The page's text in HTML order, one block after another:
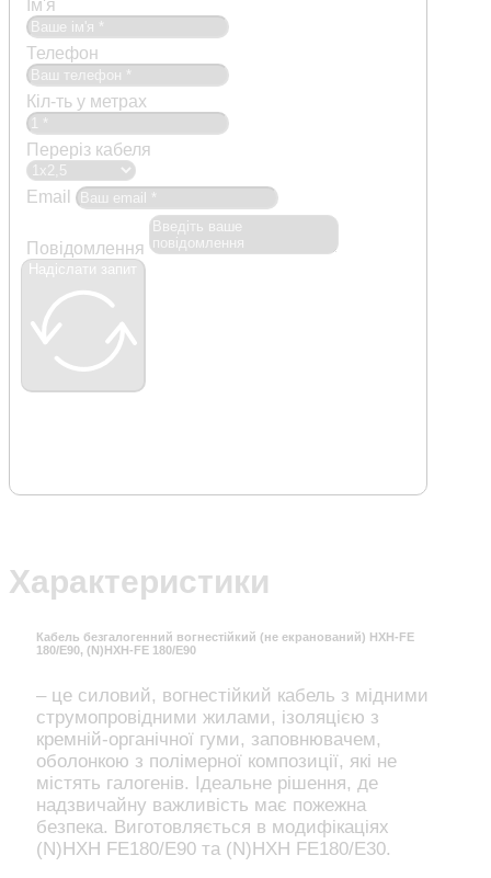
Ім'я
Телефон
Кіл-ть у метрах
Переріз кабеля
Email
Повідомлення
Надіслати запит
Характеристики
Кабель безгалогенний вогнестійкий (не екранований) HXH-FE
180/E90, (N)HXH-FE 180/E90
– це силовий, вогнестійкий кабель з мідними
струмопровідними жилами, ізоляцією з
кремній-органічної гуми, заповнювачем,
оболонкою з полімерної композиції, які не
містять галогенів. Ідеальне рішення, де
надзвичайну важливість має пожежна
безпека. Виготовляється в модифікаціях
(N)HXH FE180/E90 та (N)HXH FE180/E30.